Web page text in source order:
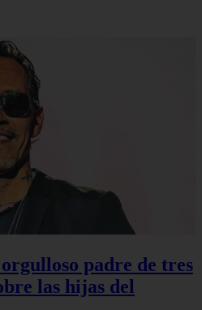
padre de tres
las hijas del